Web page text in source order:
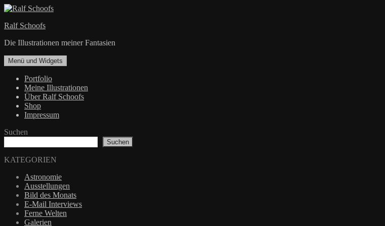
Zum
springen
Ralf Schoofs
Die Illustrationen meiner Fantasien
Menü und Widgets
Portfolio
Meine Illustrationen
Über Ralf Schoofs
Shop
Impressum
Suchen
Suchen
KATEGORIEN
Astronomie
Ausstellungen
Bild des Monats
E-Mail Interviews
Ferne Welten
Galerien